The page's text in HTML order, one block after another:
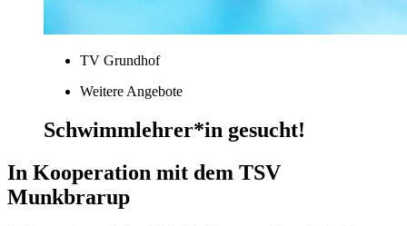
TV Grundhof
Weitere Angebote
Schwimmlehrer*in gesucht!
In Kooperation mit dem TSV
Munkbrarup